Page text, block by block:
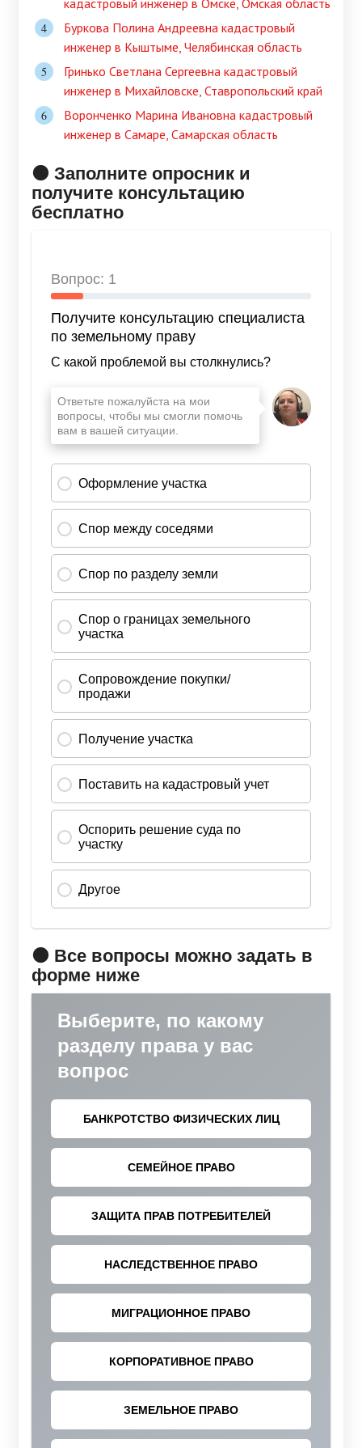
кадастровый инженер в Омске, Омская область
Буркова Полина Андреевна кадастровый
инженер в Кыштыме, Челябинская область
Гринько Светлана Сергеевна кадастровый
инженер в Михайловске, Ставропольский край
Воронченко Марина Ивановна кадастровый
инженер в Самаре, Самарская область
🟠 Заполните опросник и
получите консультацию
бесплатно
🟠 Все вопросы можно задать в
форме ниже